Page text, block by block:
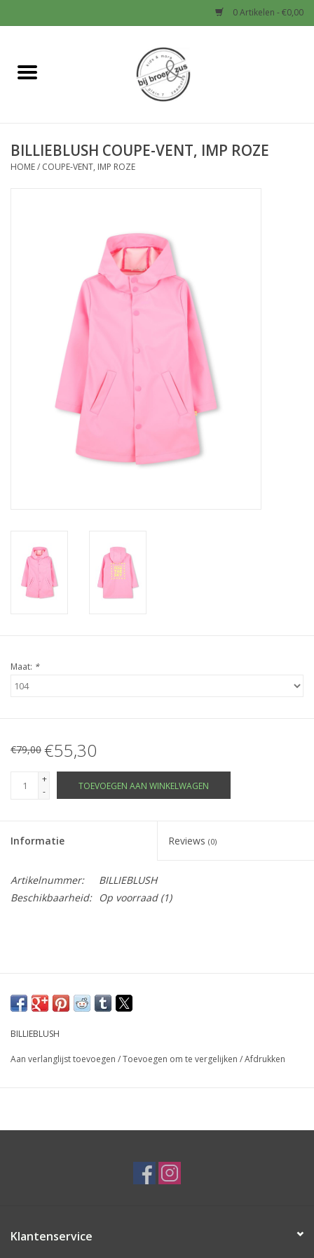
0 Artikelen - €0,00
Home
Baby
Schoenen en Tassen
Cadeaubonnen
BILLIEBLUSH COUPE-VENT, IMP ROZE
HOME/ COUPE-VENT, IMP ROZE
Maat: *
€79,00 €55,30
+
-
TOEVOEGEN AAN WINKELWAGEN
Informatie Reviews (0)
Artikelnummer:
BILLIEBLUSH
Beschikbaarheid:
Op voorraad(1)
BILLIEBLUSH
Aan verlanglijst toevoegen /Toevoegen om te vergelijken /Afdrukken
Klantenservice